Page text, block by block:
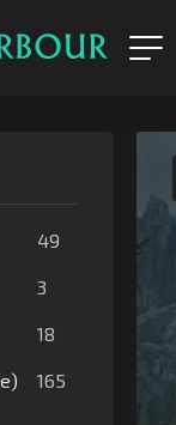
49
3
18
165